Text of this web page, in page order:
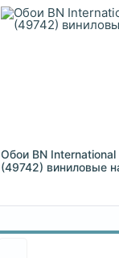
Обои BN
(49742) виниловые